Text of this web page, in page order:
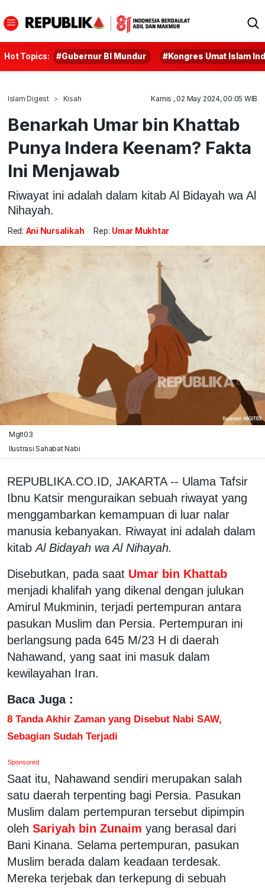
Hot Topics: #Gubernur BI Mundur #Kongres Umat Islam
Islam Digest Kisah Kamis , 02 May 2024, 00:05 WIB
Benarkah Umar bin Khattab
Punya Indera Keenam? Fakta
Ini Menjawab
Riwayat ini adalah dalam kitab Al Bidayah wa Al
Nihayah.
Red: Ani Nursalikah Rep: Umar Mukhtar
MgIt03
Ilustrasi Sahabat Nabi
REPUBLIKA.CO.ID, JAKARTA -- Ulama Tafsir
Ibnu Katsir menguraikan sebuah riwayat yang
menggambarkan kemampuan di luar nalar
manusia kebanyakan. Riwayat ini adalah dalam
kitabAl Bidayah wa Al Nihayah.
Disebutkan, pada saat Umar bin Khattab
menjadi khalifah yang dikenal dengan julukan
Amirul Mukminin, terjadi pertempuran antara
pasukan Muslim dan Persia. Pertempuran ini
berlangsung pada 645 M/23 H di daerah
Nahawand, yang saat ini masuk dalam
kewilayahan Iran.
Baca Juga :
8 Tanda Akhir Zaman yang Disebut Nabi SAW,
Sebagian Sudah Terjadi
Sponsored
Saat itu, Nahawand sendiri merupakan salah
satu daerah terpenting bagi Persia. Pasukan
Muslim dalam pertempuran tersebut dipimpin
oleh Sariyah bin Zunaim yang berasal dari
Bani Kinana. Selama pertempuran, pasukan
Muslim berada dalam keadaan terdesak.
Mereka terjebak dan terkepung di sebuah